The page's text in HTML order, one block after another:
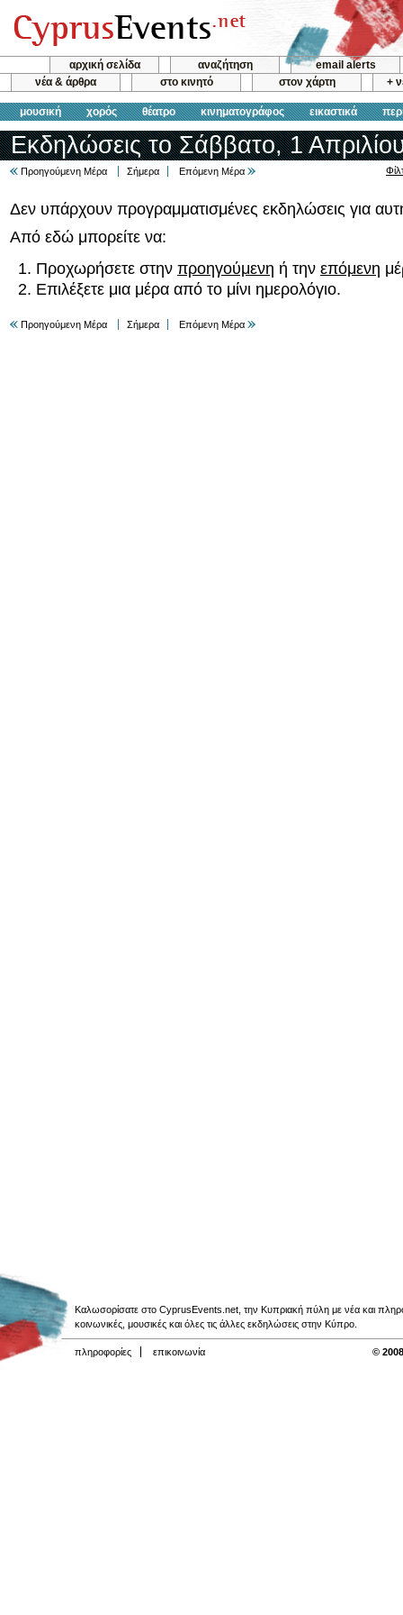
αρχική σελίδα αναζήτηση
email alerts
νέα & άρθρα
στο κινητό στον χάρτη +
μουσική χορός θέατρο κινηματογράφος εικαστικά
Εκδηλώσεις το Σάββατο, 1
Προηγούμενη Μέρα Σήμερα Επόμενη Μέρα
Δεν υπάρχουν προγραμματισμένες εκδηλώσεις για
Από εδώ μπορείτε να:
Προχωρήσετε στην προηγούμενη ή την επόμενη
Επιλέξετε μια μέρα από το μίνι ημερολόγιο.
Προηγούμενη Μέρα Σήμερα Επόμενη Μέρα
Καλωσορίσατε στο CyprusEvents.net, την Κυπριακή πύλη με νέα και
κοινωνικές, μουσικές και όλες τις άλλες εκδηλώσεις στην Κύπρο.
πληροφορίες επικοινωνία ©